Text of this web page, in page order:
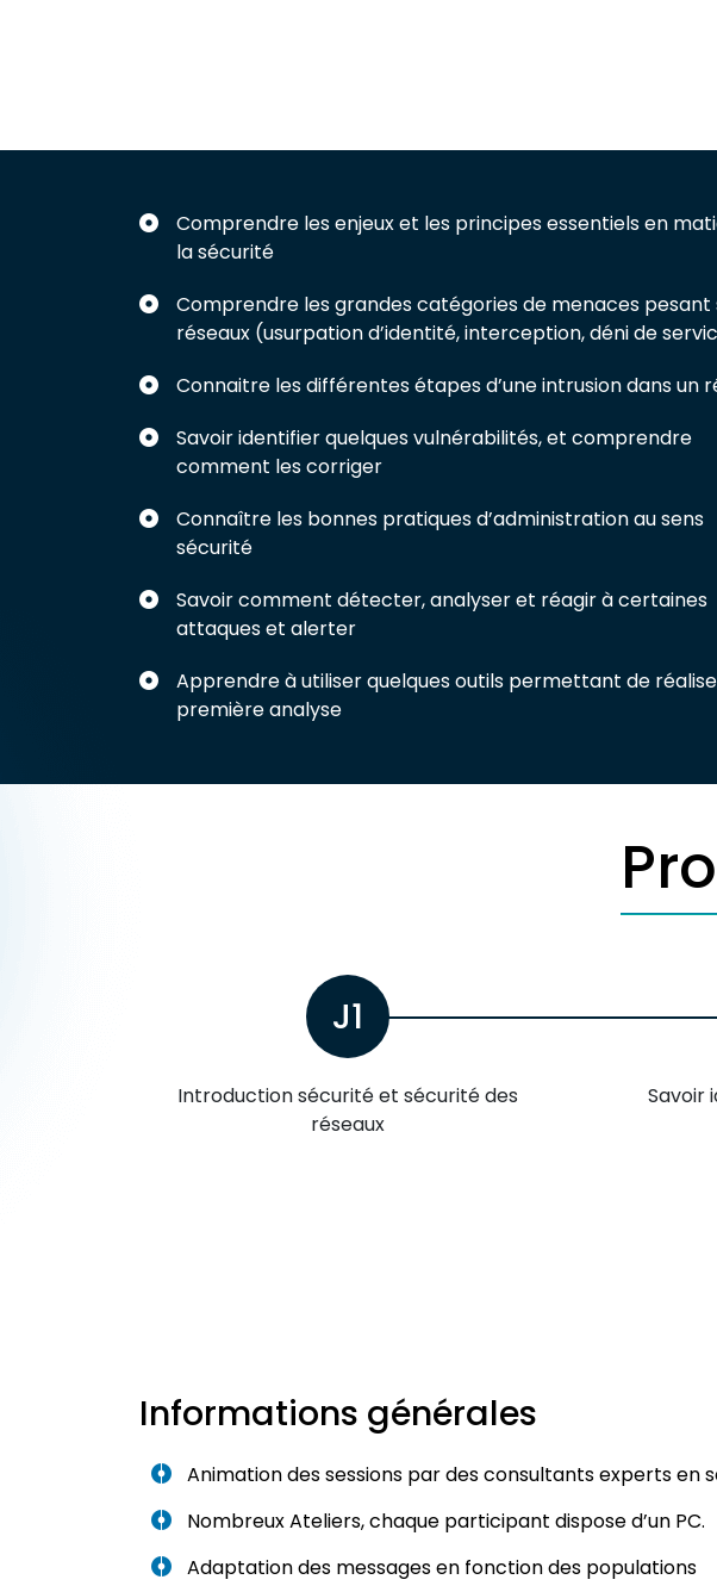
Comprendre les enjeux et les principes essentiels en
la sécurité
Comprendre les grandes catégories de menaces pesant
réseaux (usurpation d’identité, interception, déni de
Connaitre les différentes étapes d’une intrusion dans un
Savoir identifier quelques vulnérabilités, et comprendre
comment les corriger
Connaître les bonnes pratiques d’administration au sens
sécurité
Savoir comment détecter, analyser et réagir à certaines
attaques et alerter
Apprendre à utiliser quelques outils permettant de
première analyse
J1
Introduction sécurité et sécurité des
réseaux
Savoir
Informations générales
Animation des sessions par des consultants experts en
Nombreux Ateliers, chaque participant dispose d’un PC.
Adaptation des messages en fonction des populations